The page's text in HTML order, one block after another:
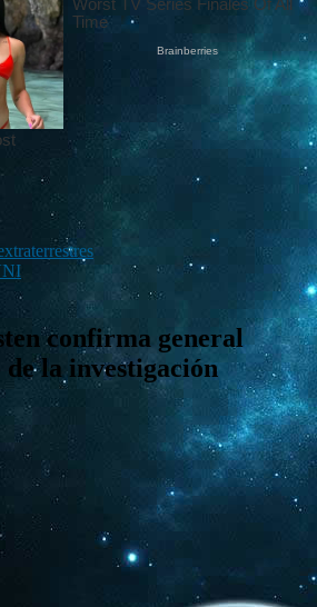
confirma general
de la investigación